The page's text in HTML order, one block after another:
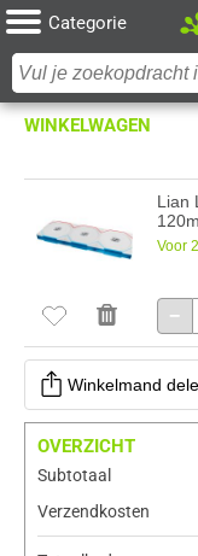
Categorie
WINKELWAGEN
Lian
Voor
−
Winkelmand
OVERZICHT
Subtotaal
Verzendkosten